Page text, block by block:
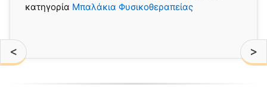
< >
κατηγορία Μπαλάκια Φυσικοθεραπείας